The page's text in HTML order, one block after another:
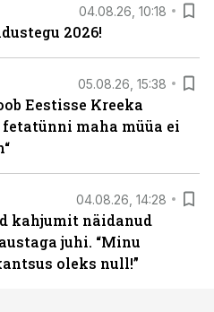
04.08.26, 10:18
2026!
05.08.26, 15:38
Eestisse Kreeka
fetatünni maha müüa ei
04.08.26, 14:28
kahjumit näidanud
juhi. “Minu
oleks null!”